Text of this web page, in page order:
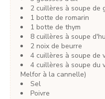
2 cuillères à soupe de
1 botte de romarin
1 botte de thym
8 cuillères à soupe
2 noix de beurre
4 cuillères à soupe de
4 cuillères à soupe du
Melfor à la cannelle)
Sel
Poivre